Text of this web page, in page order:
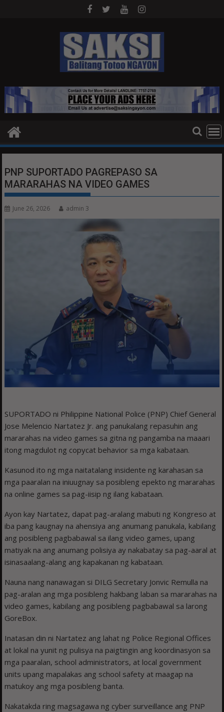
PNP SUPORTADO PAGREPASO SA
MARARAHAS NA VIDEO GAMES
June 26, 2026 admin 3
SUPORTADO ni Philippine National Police (PNP) Chief General
Jose Melencio Nartatez Jr. ang panukalang repasuhin ang
mararahas na video games sa gitna ng pangamba na maaari
itong magdulot ng copycat behavior sa mga kabataan.
Kasunod ito ng mga naitatalang insidente ng karahasan sa
mga paaralan na iniuugnay sa posibleng epekto ng mararahas
na online games sa pag-iisip ng ilang kabataan.
Ayon kay Nartatez, dapat pag-aralang mabuti ng Kongreso at
iba pang kaugnay na ahensiya ang anumang panukala, kabilang
ang posibleng pagbabawal sa ilang video games, upang
matiyak na ang anumang polisiya ay nakabatay sa pag-aaral at
isinasaalang-alang ang kapakanan ng kabataan.
Nauna nang nanawagan si DILG Secretary Jonvic Remulla na
pag-aralan ang mga posibleng hakbang laban sa mararahas na
video games, kabilang ang posibleng pagbabawal sa larong
GoreBox.
Inatasan din ni Nartatez ang lahat ng Police Regional Offices
at lokal na yunit ng pulisya na paigtingin ang koordinasyon sa
mga paaralan, school administrators, at local government
units upang mapalakas ang school safety at maagap na
matukoy ang mga posibleng banta.
Nakatakda ring magsagawa ng cyber surveillance ang PNP